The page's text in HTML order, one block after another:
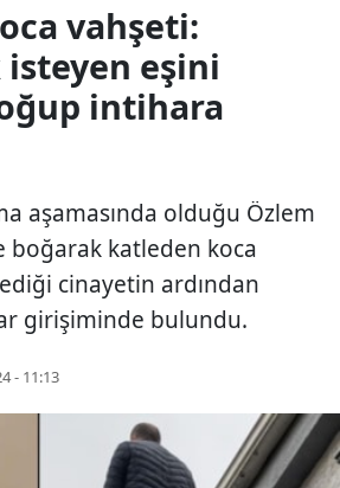
vahşeti:
eşini
intihara
aşamasında olduğu Özlem
boğarak katleden koca
cinayetin ardından
girişiminde bulundu.
- 11:13